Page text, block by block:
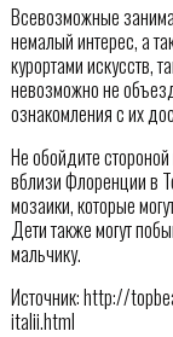
Всевозможные
немалый интерес, а
курортами искусств,
невозможно не
ознакомления с их
Не обойдите
вблизи Флоренции в
мозаики, которые
Дети также могут
мальчику.
Источник: http://
italii.html